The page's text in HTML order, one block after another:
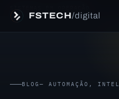
FSTECH/digital
BLOG — AUTOMAÇÃO,